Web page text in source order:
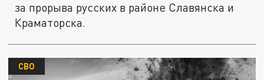
за прорыва русских в районе Славянска и
Краматорска.
СВО